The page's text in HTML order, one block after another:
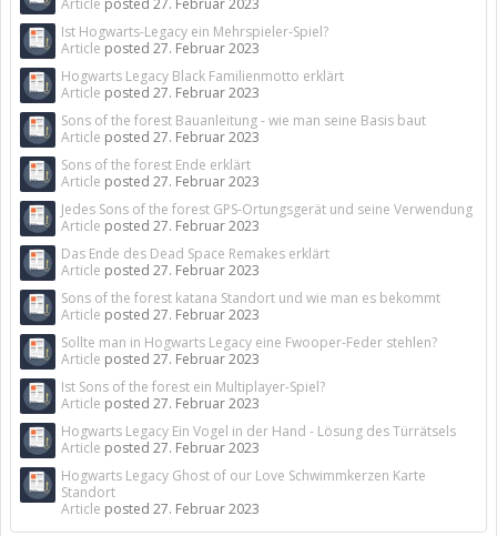
Article posted 27. Februar 2023
Ist Hogwarts-Legacy ein Mehrspieler-Spiel?
Article posted 27. Februar 2023
Hogwarts Legacy Black Familienmotto erklärt
Article posted 27. Februar 2023
Sons of the forest Bauanleitung - wie man seine Basis baut
Article posted 27. Februar 2023
Sons of the forest Ende erklärt
Article posted 27. Februar 2023
Jedes Sons of the forest GPS-Ortungsgerät und seine Verwendung
Article posted 27. Februar 2023
Das Ende des Dead Space Remakes erklärt
Article posted 27. Februar 2023
Sons of the forest katana Standort und wie man es bekommt
Article posted 27. Februar 2023
Sollte man in Hogwarts Legacy eine Fwooper-Feder stehlen?
Article posted 27. Februar 2023
Ist Sons of the forest ein Multiplayer-Spiel?
Article posted 27. Februar 2023
Hogwarts Legacy Ein Vogel in der Hand - Lösung des Türrätsels
Article posted 27. Februar 2023
Hogwarts Legacy Ghost of our Love Schwimmkerzen Karte
Standort
Article posted 27. Februar 2023